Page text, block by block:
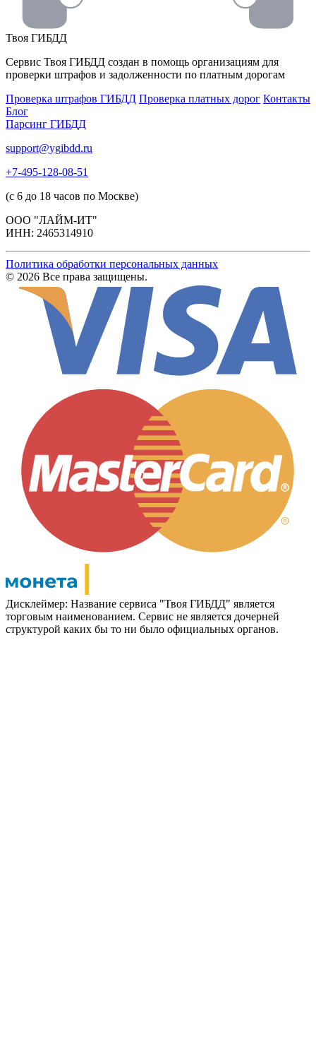
Твоя ГИБДД
Сервис Твоя ГИБДД создан в помощь организациям для
проверки штрафов и задолженности по платным дорогам
Проверка штрафов ГИБДД Проверка платных дорог Контакты
Блог
Парсинг ГИБДД
support@ygibdd.ru
+7-495-128-08-51
(с 6 до 18 часов по Москве)
ООО "ЛАЙМ-ИТ"
ИНН: 2465314910
Политика обработки персональных данных
© 2026 Все права защищены.
Дисклеймер: Название сервиса "Твоя ГИБДД" является
торговым наименованием. Сервис не является дочерней
структурой каких бы то ни было официальных органов.